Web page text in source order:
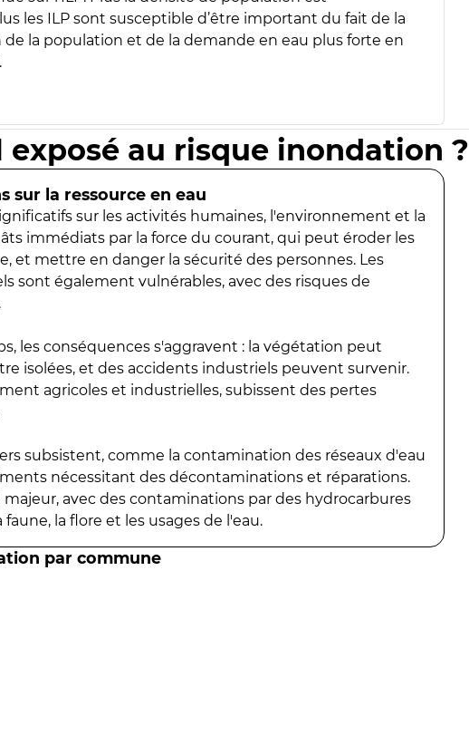
les ILP sont susceptible d’être important du fait de la
la population et de la demande en eau plus forte en
au risque inondation ?
sur la ressource en eau
sur les activités humaines, l'environnement et la
immédiats par la force du courant, qui peut éroder les
et mettre en danger la sécurité des personnes. Les
sont également vulnérables, avec des risques de
les conséquences s'aggravent : la végétation peut
isolées, et des accidents industriels peuvent survenir.
agricoles et industrielles, subissent des pertes
subsistent, comme la contamination des réseaux d'eau
nécessitant des décontaminations et réparations.
avec des contaminations par des hydrocarbures
la flore et les usages de l'eau.
par commune